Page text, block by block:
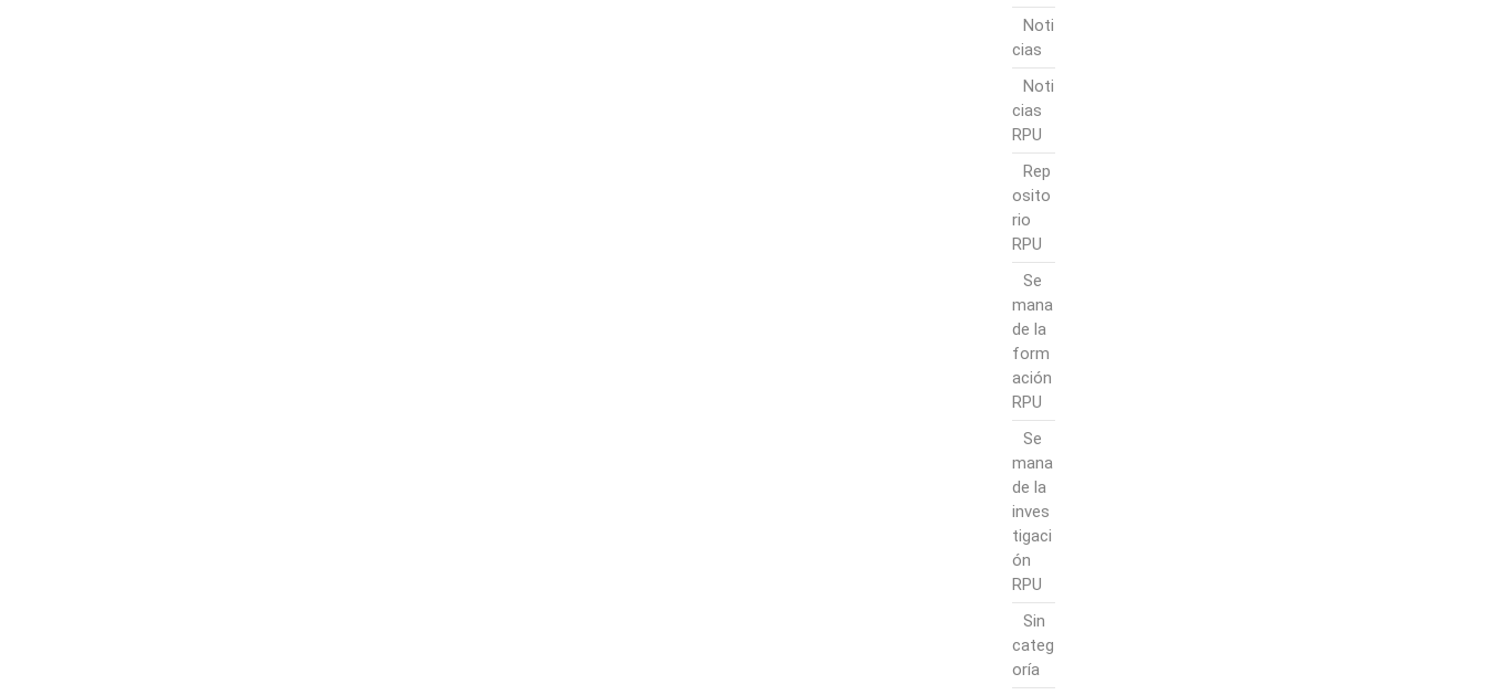
Noti
cias
Noti
cias
RPU
Rep
osito
rio
RPU
Se
mana
de la
form
ación
RPU
Se
mana
de la
inves
tigaci
ón
RPU
Sin
categ
oría